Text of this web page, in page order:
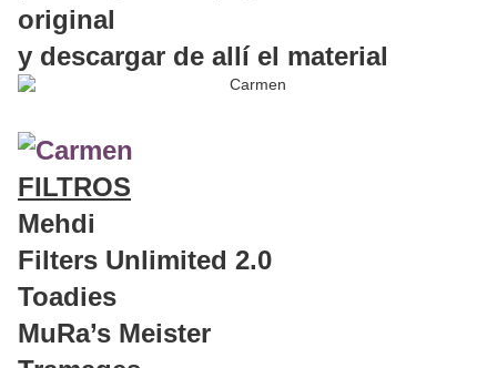
original
y descargar de allí el material
FILTROS
Mehdi
Filters Unlimited 2.0
Toadies
MuRa’s Meister